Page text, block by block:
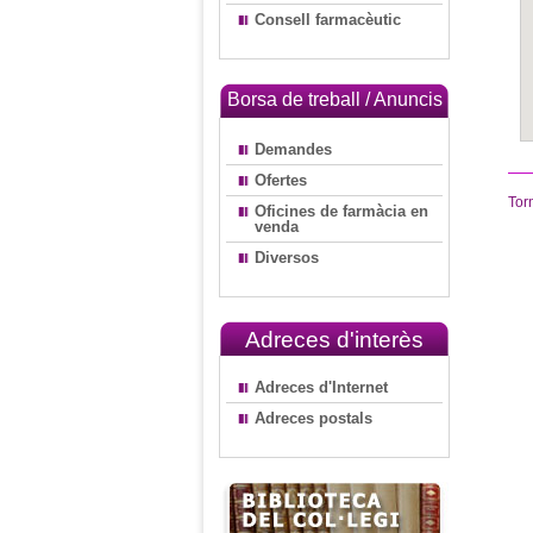
Consell farmacèutic
Borsa de treball / Anuncis
Demandes
Ofertes
Oficines de farmàcia en
venda
Diversos
Adreces d'interès
Adreces d'Internet
Adreces postals